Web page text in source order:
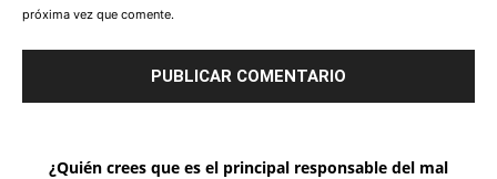
próxima vez que comente.
¿Quién crees que es el principal responsable del mal